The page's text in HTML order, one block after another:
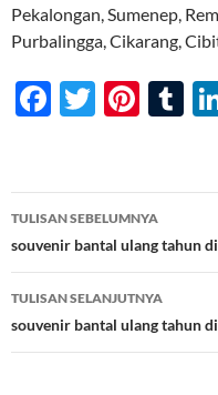
Pekalongan, Sumenep,
Purbalingga, Cikarang,
F
b
o
o
k
T
er
Pi
es
t
T
bl
r
Navigasi
Tulisan
TULISAN SEBELUMNYA
souvenir bantal ulang tahun
TULISAN SELANJUTNYA
souvenir bantal ulang tahun